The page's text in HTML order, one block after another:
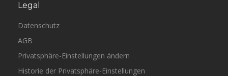
Legal
Datenschutz
AGB
Privatsphäre-Einstellungen ändern
Historie der Privatsphäre-Einstellungen